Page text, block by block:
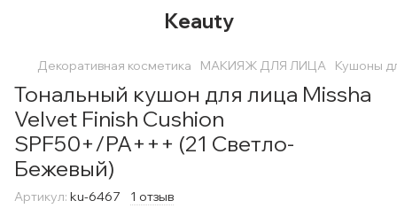
Keauty
Декоративная косметика МАКИЯЖ ДЛЯ ЛИЦА Кушоны
Тональный кушон для лица Missha
Velvet Finish Cushion
SPF50+/PA+++ (21 Светло-
Бежевый)
Артикул: ku-6467 1 отзыв